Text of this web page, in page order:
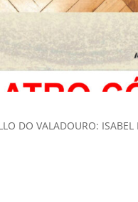
DO VALADOURO: ISABEL